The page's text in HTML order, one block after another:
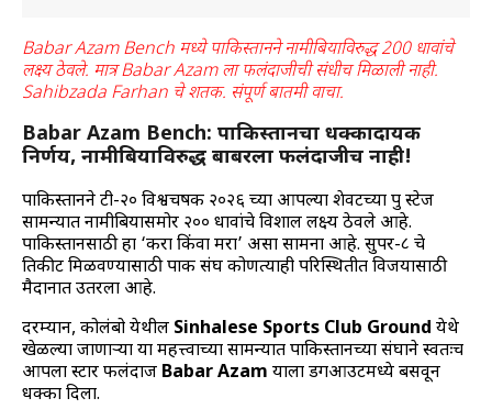
Babar Azam Bench मध्ये पाकिस्तानने नामीबियाविरुद्ध 200 धावांचे
लक्ष्य ठेवले. मात्र Babar Azam ला फलंदाजीची संधीच मिळाली नाही.
Sahibzada Farhan चे शतक. संपूर्ण बातमी वाचा.
Babar Azam Bench: पाकिस्तानचा धक्कादायक
निर्णय, नामीबियाविरुद्ध बाबरला फलंदाजीच नाही!
पाकिस्तानने टी-२० विश्वचषक २०२६ च्या आपल्या शेवटच्या ग्रुप स्टेज
सामन्यात नामीबियासमोर २०० धावांचे विशाल लक्ष्य ठेवले आहे.
पाकिस्तानसाठी हा ‘करा किंवा मरा’ असा सामना आहे. सुपर-८ चे
तिकीट मिळवण्यासाठी पाक संघ कोणत्याही परिस्थितीत विजयासाठी
मैदानात उतरला आहे.
दरम्यान, कोलंबो येथील Sinhalese Sports Club Ground येथे
खेळल्या जाणाऱ्या या महत्त्वाच्या सामन्यात पाकिस्तानच्या संघाने स्वतःच
आपला स्टार फलंदाज Babar Azam याला डगआउटमध्ये बसवून
धक्का दिला.